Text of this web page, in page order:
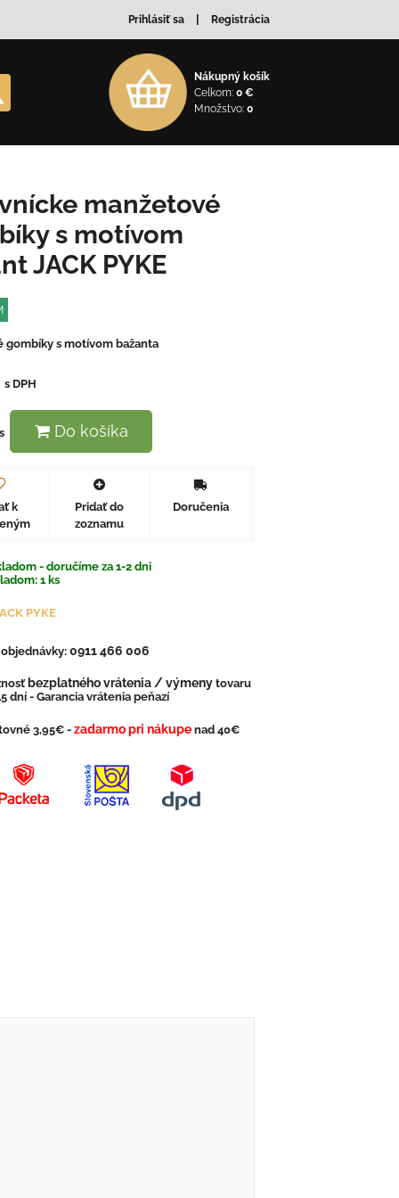
Prihlásiť sa Registrácia
Nákupný košík
Celkom: 0 €
Množstvo: 0
manžetové
s motívom
JACK PYKE
gombíky s motívom bažanta
s DPH
Do košíka
k
Pridať do
zoznamu
Doručenia
- doručíme za 1-2 dni
1ks
PYKE
0911 466 006
bezplatného vrátenia / výmeny tovaru
dní - Garancia vrátenia peňazí
3,95€ - zadarmo pri nákupe nad 40€